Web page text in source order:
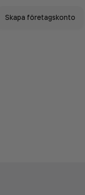
Skapa företagskonto